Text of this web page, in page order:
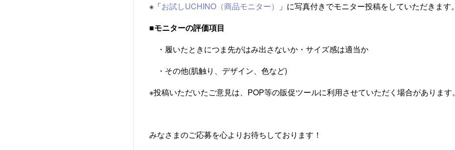
※「お試しUCHINO（商品モニター）
」に写真付きでモニター投稿をしていただきます。
■モニターの評価項目
・履いたときにつま先がはみ出さないか・サイズ感は適当か
・その他(肌触り、デザイン、色など)
※投稿いただいたご意見は、POP等の販促ツールに利用させていただく場合があります。
​みなさまのご応募を心よりお待ちしております！